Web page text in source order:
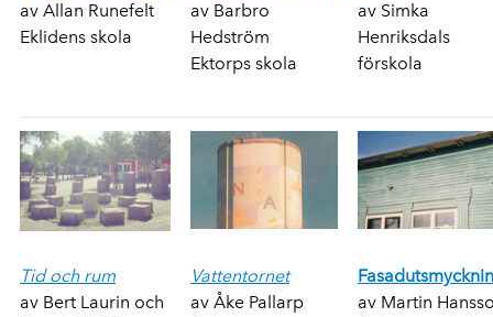
av Allan Runefelt
Eklidens skola
av Barbro
Hedström
Ektorps skola
av Simka
Henriksdals
förskola
Tid och rum
av Bert Laurin och
Vattentornet
av Åke Pallarp
av Martin